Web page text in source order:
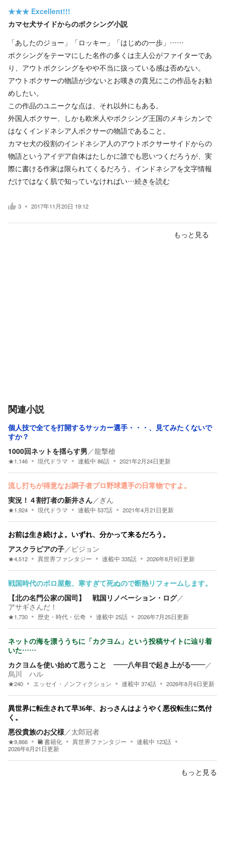
★★★ Excellent!!!
カマセ犬サイドからのボクシング小説
「あしたのジョー」「ロッキー」「はじめの一歩」……
ボクシングをテーマにした名作の多くは主人公がファイターであ
り、アウトボクシングをやや不当に扱っている感は否めない。
アウトボクサーの物語が少ないとお嘆きの貴兄にこの作品をお勧
めしたい。
この作品のユニークな点は、それ以外にもある。
外国人ボクサー、しかも欧米人やボクシング王国のメキシカンで
はなくインドネシア人ボクサーの物語であること。
カマセ犬の役割のインドネシア人のアウトボクサーサイドからの
物語というアイデア自体はたしかに誰でも思いつくだろうが、実
際に書ける作家は限られてくるだろう。インドネシアを文字情報
だけではなく肌で知っていなければい…続きを読む
3 2017年11月20日 19:12
もっと見る
関連小説
個人技で全てを打開するサッカー選手・・・、見てみたくないで
すか？
1000回ネットを揺らす男 ／龍撃槍
★1,146 現代ドラマ 連載中 86話 2021年2月24日更新
流し打ちが得意なお調子者プロ野球選手の日常物ですよ。
実況！４割打者の新井さん／ ぎん
★1,924 現代ドラマ 連載中 537話 2021年4月21日更新
お前は生き続けよ。いずれ、分かって来るだろう。
アスクラピアの子／ ピジョン
★4,512 異世界ファンタジー 連載中 335話 2026年8月9日更新
戦国時代のボロ屋敷、寒すぎて死ぬので断熱リフォームします。
【北の名門公家の国司】 ​戦国リノベーション・ログ／
アサギさんだ！
★1,730 歴史・時代・伝奇 連載中 25話 2026年7月25日更新
ネットの海を漂ううちに「カクヨム」という投稿サイトに辿り着
いた……
カクヨムを使い始めて思うこと ――八年目で起き上がる――／
烏川 ハル
★240 エッセイ・ノンフィクション 連載中 374話 2026年8月6日更新
異世界に転生されて早36年、おっさんはようやく悪役転生に気付
く。
悪役貴族のお父様／太郎冠者
★9,866 書籍化 異世界ファンタジー 連載中 123話
2026年6月21日更新
もっと見る